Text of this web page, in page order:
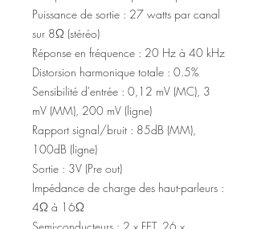
Puissance de sortie : 27 watts par canal
sur 8Ω (stéréo)
Réponse en fréquence : 20 Hz à 40 kHz
Distorsion harmonique totale : 0.5%
Sensibilité d'entrée : 0,12 mV (MC), 3
mV (MM), 200 mV (ligne)
Rapport signal/bruit : 85dB (MM),
100dB (ligne)
Sortie : 3V (Pre out)
Impédance de charge des haut-parleurs :
4Ω à 16Ω
Semi-conducteurs : 2 x FET, 26 x